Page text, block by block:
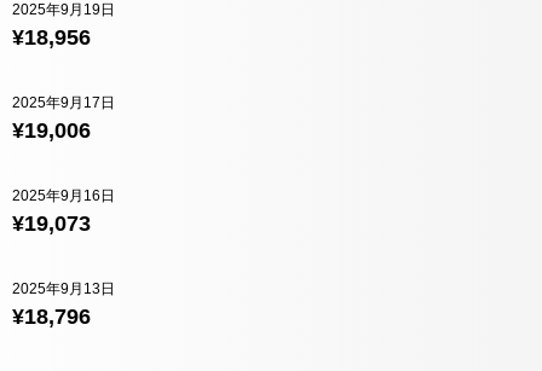
¥18,956
2025年9月19日
¥19,006
2025年9月17日
¥19,073
2025年9月16日
¥18,796
2025年9月13日